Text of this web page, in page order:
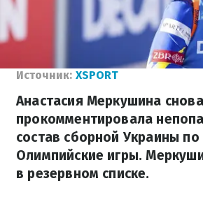
Источник: XSPORT
Анастасия Меркушина снова
прокомментировала
состав сборной Украины
Олимпийские игры.
в резервном списке.